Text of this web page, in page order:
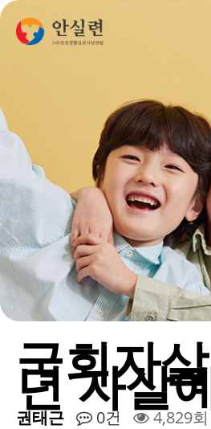
국회자
년 자살
권태근 0건 4,829회